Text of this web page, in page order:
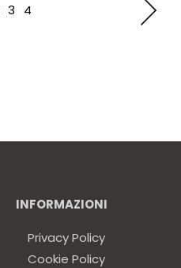
3 4
INFORMAZIONI
Privacy Policy
Cookie Policy